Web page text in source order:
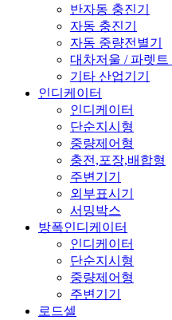
반자동 충진기
자동 충진기
자동 중량전별기
대차저울 / 파렛트
기타 산업기기
인디케이터
인디케이터
단순지시형
중량제어형
충전,포장,배합형
주변기기
외부표시기
서밍박스
방폭인디케이터
인디케이터
단순지시형
중량제어형
주변기기
로드셀